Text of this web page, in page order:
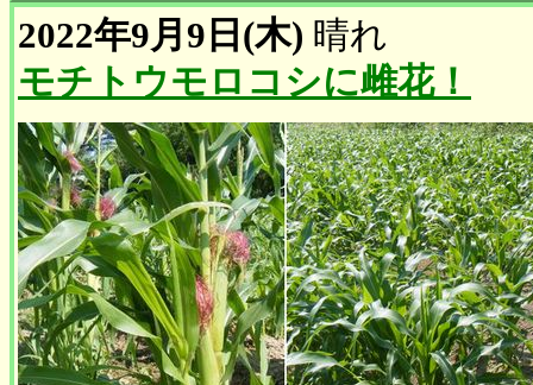
2022年9月9日(木) 晴れ
モチトウモロコシに雌花！